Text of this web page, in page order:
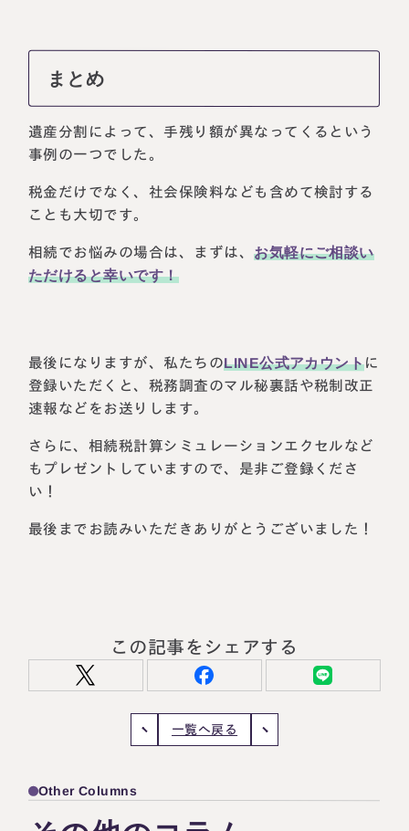
まとめ
遺産分割によって、手残り額が異なってくるという
事例の一つでした。
税金だけでなく、社会保険料なども含めて検討する
ことも大切です。
相続でお悩みの場合は、まずは、お気軽にご相談い
ただけると幸いです！
最後になりますが、私たちのLINE公式アカウントに
登録いただくと、税務調査のマル秘裏話や税制改正
速報などをお送りします。
さらに、相続税計算シミュレーションエクセルなど
もプレゼントしていますので、是非ご登録くださ
い！
最後までお読みいただきありがとうございました！
この記事をシェアする
一覧へ戻る
Other Columns